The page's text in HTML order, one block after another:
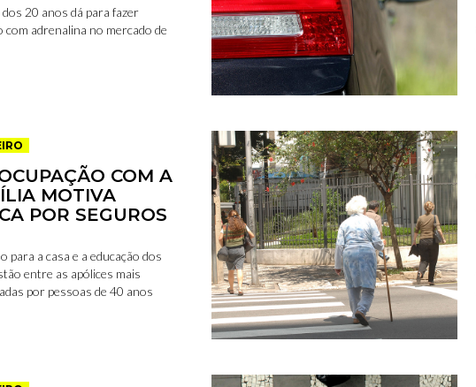
20 anos dá para fazer
com adrenalina no mercado de
COM A
MOTIVA
POR SEGUROS
para a casa e a educação dos
entre as apólices mais
por pessoas de 40 anos